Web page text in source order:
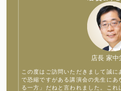
店長 家中
この度はご訪問いただきまして誠
で恐縮ですがある講演会の先生にあ
る一方」だねと言われました。これ